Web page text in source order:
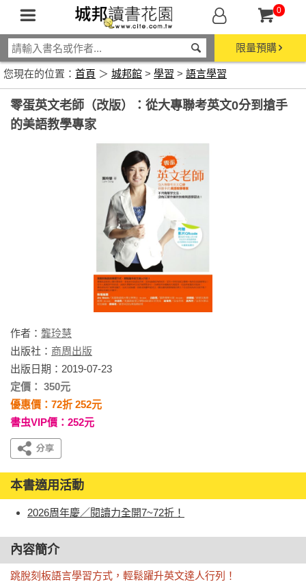
0
限量預購
您現在的位置： 首頁 ＞ 城邦館 > 學習 > 語言學習
零蛋英文老師（改版）：從大專聯考英文0分到搶手
的美語教學專家
作者： 龔玲慧
出版社： 商周出版
出版日期：2019-07-23
定價： 350元
優惠價：72折 252元
書虫VIP價：252元
本書適用活動
2026周年慶／閱讀力全開7~72折！
內容簡介
跳脫刻板語言學習方式，輕鬆躍升英文達人行列！